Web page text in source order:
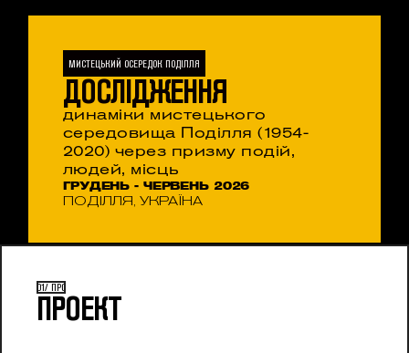
МИСТЕЦЬКИЙ ОСЕРЕДОК ПОДІЛЛЯ
ДОСЛІДЖЕННЯ
динаміки мистецького
середовища Поділля (1954-
2020) через призму подій,
людей, місць
ГРУДЕНЬ - ЧЕРВЕНЬ 2026
ПОДІЛЛЯ, УКРАЇНА
01/ ПРО
ПРОЕКТ